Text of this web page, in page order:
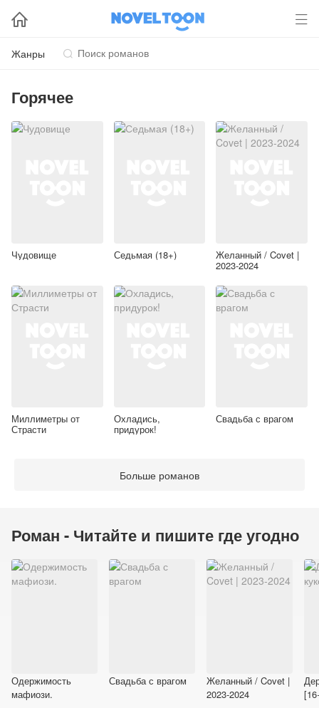
 
Жанры 
Горячее
Чудовище Седьмая (18+) Желанный / Covet |
2023-2024
Миллиметры от
Страсти
Охладись,
придурок!
Свадьба с врагом
Больше романов
Роман - Читайте и пишите где угодно
Одержимость
мафиози.
Свадьба с врагом
Желанный / Covet |
2023-2024